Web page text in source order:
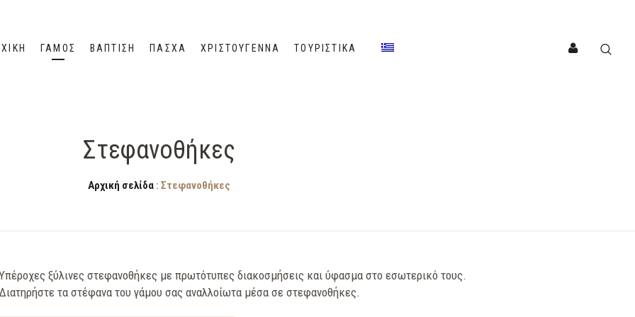
ΓΑΜΟΣ ΒΑΠΤΙΣΗ ΠΆΣΧΑ ΧΡΙΣΤΟΎΓΕΝΝΑ ΤΟΥΡΙΣΤΙΚΆ
Στεφανοθήκες
Αρχική σελίδα: Στεφανοθήκες
ξύλινες στεφανοθήκες με πρωτότυπες διακοσμήσεις και ύφασμα στο εσωτερικό τους.
τα στέφανα του γάμου σας αναλλοίωτα μέσα σε στεφανοθήκες.